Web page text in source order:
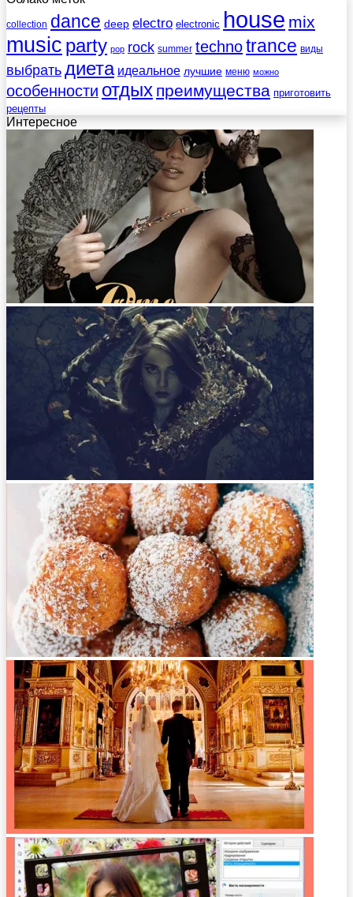
collection dance deep electro electronic house mix
music party pop rock summer technotrance виды
выбратьдиета идеальное лучшие меню можно
особенности отдых преимущества приготовить
рецепты
Интересное